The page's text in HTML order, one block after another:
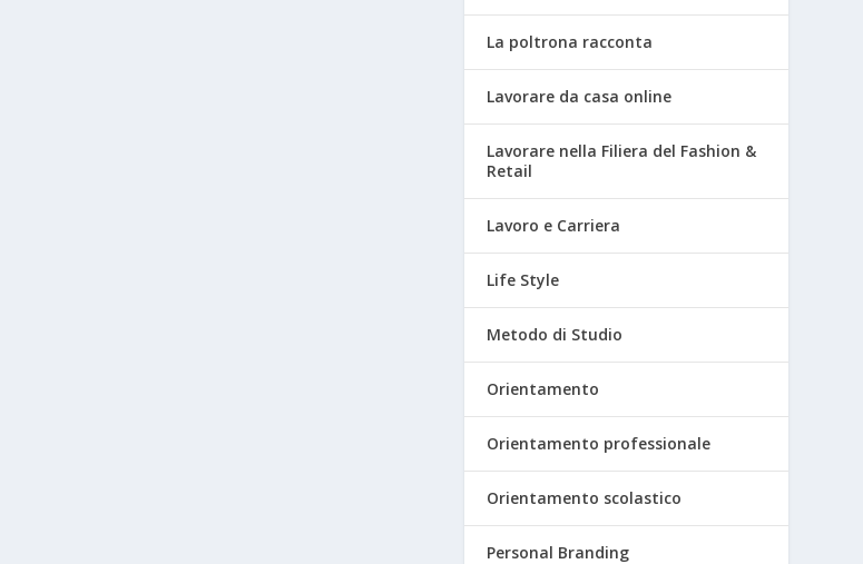
La poltrona racconta
Lavorare da casa online
Lavorare nella Filiera del Fashion &
Retail
Lavoro e Carriera
Life Style
Metodo di Studio
Orientamento
Orientamento professionale
Orientamento scolastico
Personal Branding